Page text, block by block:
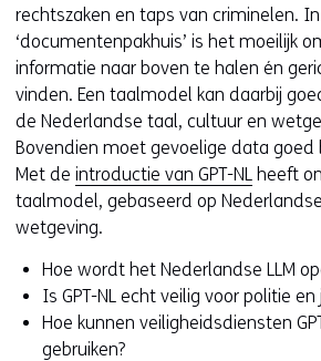
rechtszaken en taps van criminelen.
‘documentenpakhuis’ is het moeilijk
informatie naar boven te halen én
vinden. Een taalmodel kan daarbij
de Nederlandse taal, cultuur en
Bovendien moet gevoelige data goed
Met de introductie van GPT-NL heeft
taalmodel, gebaseerd op
wetgeving.
Hoe wordt het Nederlandse LLM
Is GPT-NL echt veilig voor politie en
Hoe kunnen veiligheidsdiensten
gebruiken?